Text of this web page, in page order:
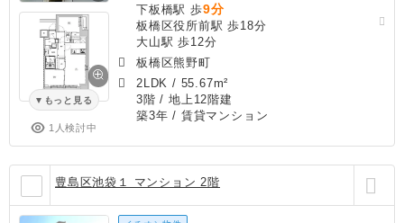
もっと見る
1人検討中
下板橋駅 歩9分
板橋区役所前駅 歩18分
大山駅 歩12分
板橋区熊野町
2LDK / 55.67m²
3階 / 地上12階建
築3年 / 賃貸マンション
豊島区池袋１ マンション 2階